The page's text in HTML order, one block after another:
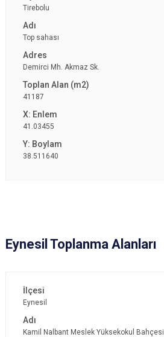
Tirebolu
Top sahası
Demirci Mh. Akmaz Sk.
41187
41.03455
38.511640
Eynesil Toplanma Alanları
Eynesil
Kamil Nalbant Meslek Yüksekokul Bahçesi